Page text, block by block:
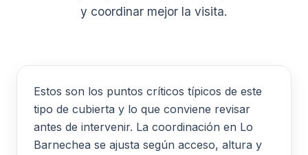
y coordinar mejor la visita.
Estos son los puntos críticos típicos de este
tipo de cubierta y lo que conviene revisar
antes de intervenir. La coordinación en Lo
Barnechea se ajusta según acceso, altura y